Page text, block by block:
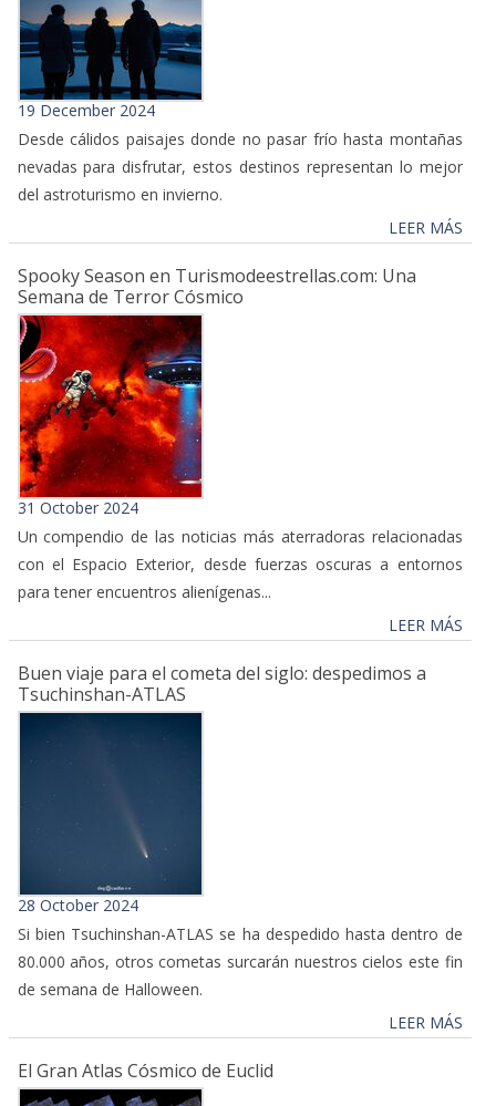
19 December 2024
Desde cálidos paisajes donde no pasar frío hasta montañas
nevadas para disfrutar, estos destinos representan lo mejor
del astroturismo en invierno.
LEER MÁS
Spooky Season en Turismodeestrellas.com: Una
Semana de Terror Cósmico
31 October 2024
Un compendio de las noticias más aterradoras relacionadas
con el Espacio Exterior, desde fuerzas oscuras a entornos
para tener encuentros alienígenas...
LEER MÁS
Buen viaje para el cometa del siglo: despedimos a
Tsuchinshan-ATLAS
28 October 2024
Si bien Tsuchinshan-ATLAS se ha despedido hasta dentro de
80.000 años, otros cometas surcarán nuestros cielos este fin
de semana de Halloween.
LEER MÁS
El Gran Atlas Cósmico de Euclid